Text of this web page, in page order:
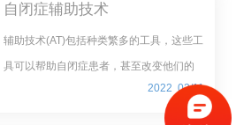
自闭症辅助技术
​辅助技术(AT)包括种类繁多的工具，这些工
具可以帮助自闭症患者，甚至改变他们的
生活。根据1988年《残障人士技术相关援
助法案》(公法100-407)的定义，AT可以
2022 02/11